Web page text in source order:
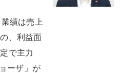
績は売上
、利益面
で主力
ーザ」が